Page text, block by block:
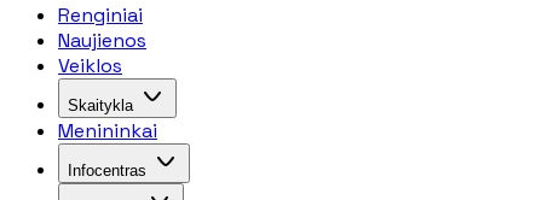
Renginiai
Naujienos
Veiklos
Skaitykla
Menininkai
Infocentras